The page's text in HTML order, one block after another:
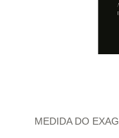
MEDIDA DO